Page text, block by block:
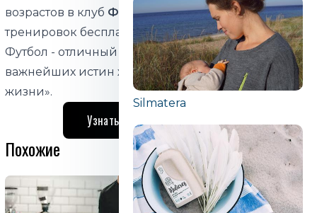
возрастов в клуб ФК «Таллинн», первый месяц
тренировок бесплатно.
Футбол - отличный способ узнать одну из
важнейших истин жизни: «спорт придает смысл
жизни».
Узнать больше о ФК ТАЛЛИНН
Похожие
Silmatera